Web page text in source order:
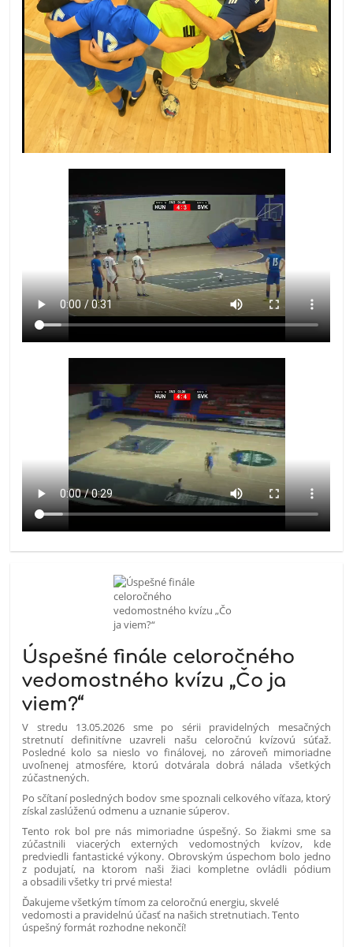
Úspešné finále celoročného
vedomostného kvízu „Čo ja
viem?“
V stredu 13.05.2026 sme po sérii pravidelných mesačných
stretnutí definitívne uzavreli našu celoročnú kvízovú súťaž.
Posledné kolo sa nieslo vo finálovej, no zároveň mimoriadne
uvoľnenej atmosfére, ktorú dotvárala dobrá nálada všetkých
zúčastnených.
Po sčítaní posledných bodov sme spoznali celkového víťaza, ktorý
získal zaslúženú odmenu a uznanie súperov.
Tento rok bol pre nás mimoriadne úspešný. So žiakmi sme sa
zúčastnili viacerých externých vedomostných kvízov, kde
predviedli fantastické výkony. Obrovským úspechom bolo jedno
z podujatí, na ktorom naši žiaci kompletne ovládli pódium
a obsadili všetky tri prvé miesta!
Ďakujeme všetkým tímom za celoročnú energiu, skvelé
vedomosti a pravidelnú účasť na našich stretnutiach. Tento
úspešný formát rozhodne nekončí!